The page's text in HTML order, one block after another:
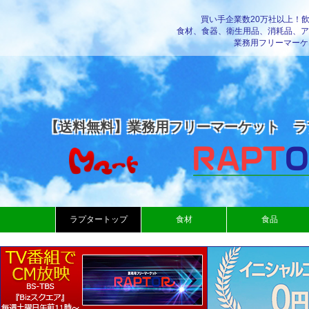
買い手企業数20万社以上！
食材、食器、衛生用品、消耗品、
業務用フリーマー
【送料無料】業務用フリーマーケット
ラプタートップ 食材 食品